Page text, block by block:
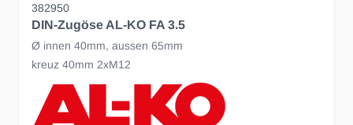
382950
DIN-Zugöse AL-KO FA 3.5
Ø innen 40mm, aussen 65mm
kreuz 40mm 2xM12